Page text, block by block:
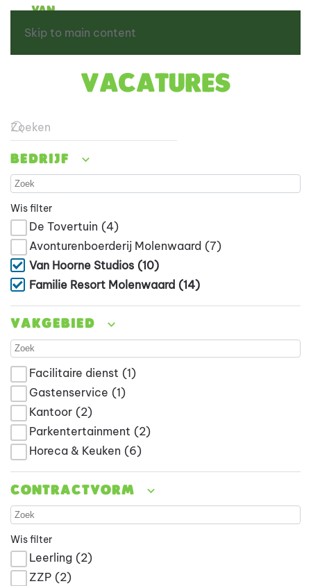
Skip to main content
Vacatures
Bedrijf
Wis filter
De Tovertuin (4)
Avonturenboerderij Molenwaard (7)
Van Hoorne Studios (10)
Familie Resort Molenwaard (14)
Vakgebied
Facilitaire dienst (1)
Gastenservice (1)
Kantoor (2)
Parkentertainment (2)
Horeca & Keuken (6)
Contractvorm
Wis filter
Leerling (2)
ZZP (2)